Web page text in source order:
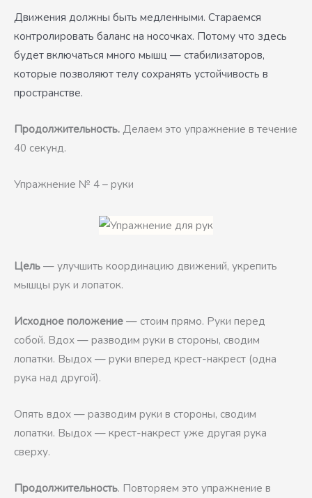
Движения должны быть медленными. Стараемся
контролировать баланс на носочках. Потому что здесь
будет включаться много мышц — стабилизаторов,
которые позволяют телу сохранять устойчивость в
пространстве.
Продолжительность. Делаем это упражнение в течение
40 секунд.
Упражнение № 4 – руки
Цель— улучшить координацию движений, укрепить
мышцы рук и лопаток.
Исходное положение— стоим прямо. Руки перед
собой. Вдох — разводим руки в стороны, сводим
лопатки. Выдох — руки вперед крест-накрест (одна
рука над другой).
Опять вдох — разводим руки в стороны, сводим
лопатки. Выдох — крест-накрест уже другая рука
сверху.
Продолжительность. Повторяем это упражнение в